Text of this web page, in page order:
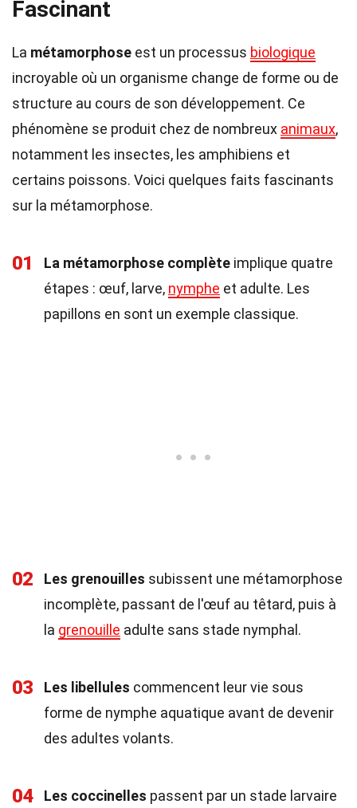
Fascinant
La métamorphose est un processus biologique
incroyable où un organisme change de forme ou de
structure au cours de son développement. Ce
phénomène se produit chez de nombreux animaux,
notamment les insectes, les amphibiens et
certains poissons. Voici quelques faits fascinants
sur la métamorphose.
01 La métamorphose complète implique quatre
étapes : œuf, larve, nymphe et adulte. Les
papillons en sont un exemple classique.
02 Les grenouilles subissent une métamorphose
incomplète, passant de l'œuf au têtard, puis à
la grenouille adulte sans stade nymphal.
03 Les libellules commencent leur vie sous
forme de nymphe aquatique avant de devenir
des adultes volants.
04 Les coccinelles passent par un stade larvaire